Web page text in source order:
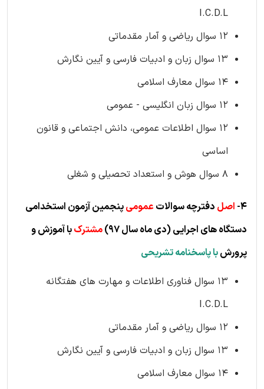
I.C.D.L
12 سوال ریاضی و آمار مقدماتی
13 سوال زبان و ادبیات فارسی و آیین نگارش
14 سوال معارف اسلامی
12 سوال زبان انگلیسی - عمومی
12 سوال اطلاعات عمومی، دانش اجتماعی و قانون
اساسی
8 سوال هوش و استعداد تحصیلی و شغلی
4- اصل دفترچه سوالات عمومیپنجمین آزمون استخدامی
دستگاه های اجرایی(دی ماه سال 97) مشترکبا آموزش و
پرورشبا پاسخنامه تشریحی
13 سوال فناوری اطلاعات و مهارت های هفتگانه
I.C.D.L
12 سوال ریاضی و آمار مقدماتی
13 سوال زبان و ادبیات فارسی و آیین نگارش
14 سوال معارف اسلامی